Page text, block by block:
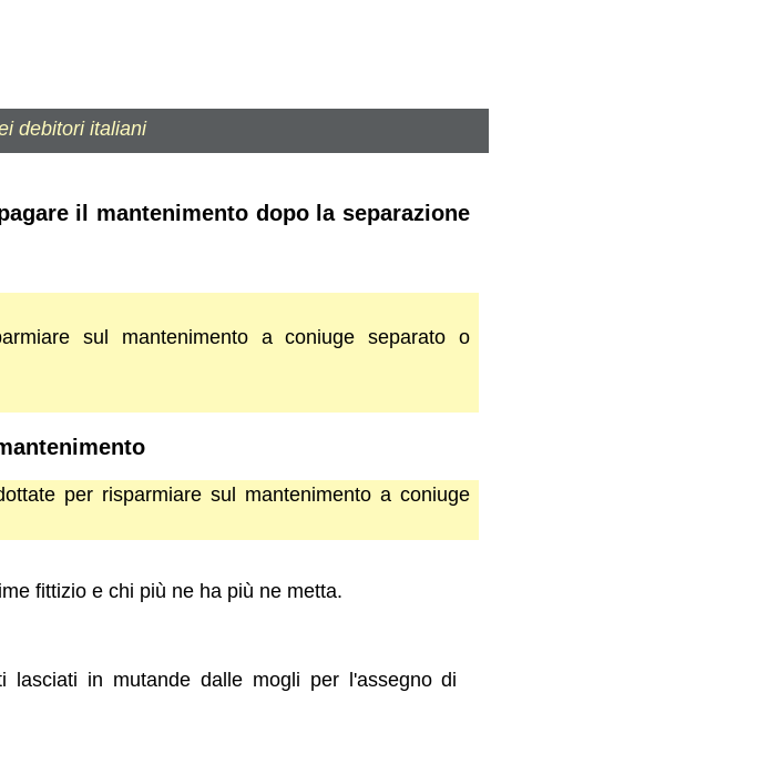
debitori italiani
il mantenimento dopo la separazione
sul mantenimento a coniuge separato o
per risparmiare sul mantenimento a coniuge
fittizio e chi più ne ha più ne metta.
in mutande dalle mogli per l'assegno di